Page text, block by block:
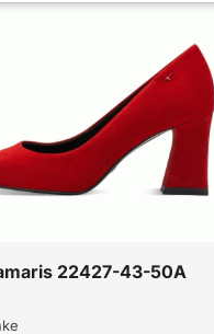
22427-43-50A